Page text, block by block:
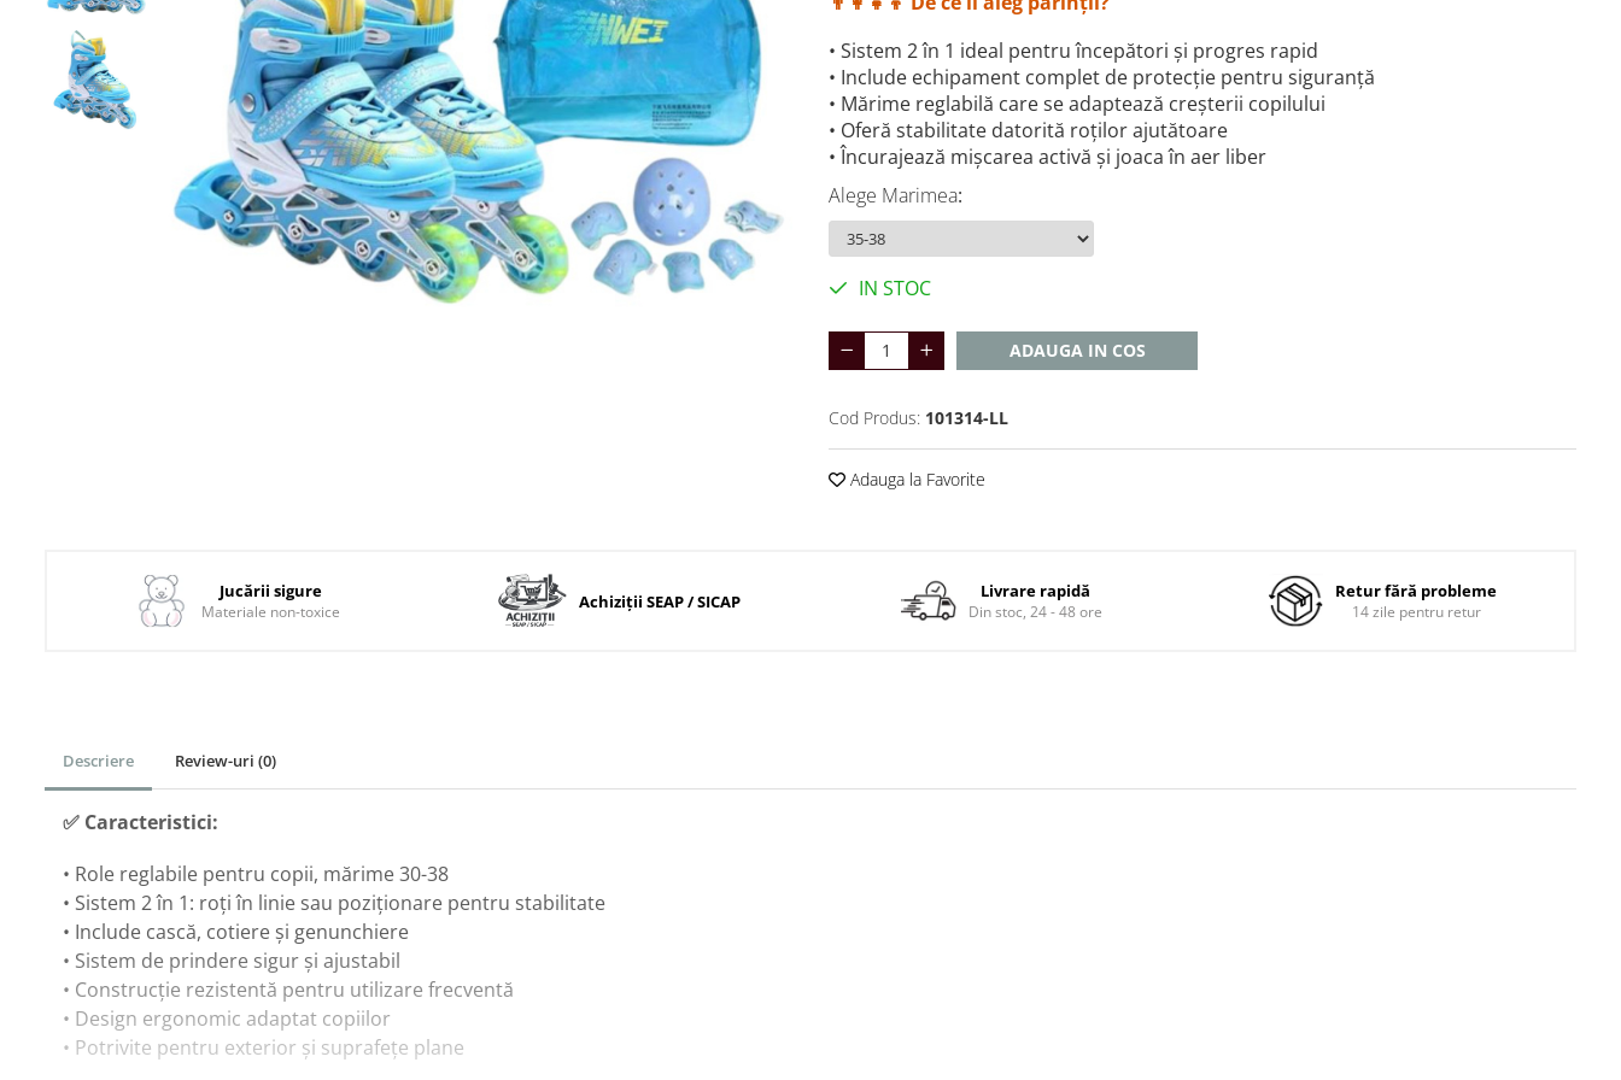
2–3 ani
3–4 ani
4–6 ani
Carti & Activitati pentru Copii
Busy Book & Carti Interactive
Corturi & Spatii de Joaca
Depozitare & Organizare
Joaca de Vara & Apa
Jucarii pentru Plaja
Joaca in Aer Liber
Toate Jucariile pentru Copii
Jucarii Educative & Invatare
Jucarii Interactive &
Sensoriale
• Sistem 2 în 1 ideal pentru începători și progres rapid
• Include echipament complet de protecție pentru siguranță
• Mărime reglabilă care se adaptează creșterii copilului
• Oferă stabilitate datorită roților ajutătoare
• Încurajează mișcarea activă și joaca în aer liber
Alege Marimea:
IN STOC
ADAUGA IN COS
Cod Produs: 101314-LL
Adauga la Favorite
Jucării sigure
Materiale non-toxice Achiziții SEAP / SICAP Livrare rapidă
Din stoc, 24 - 48 ore
Retur fără probleme
14 zile pentru retur
Descriere Review-uri (0)
✅ Caracteristici:
• Role reglabile pentru copii, mărime 30-38
• Sistem 2 în 1: roți în linie sau poziționare pentru stabilitate
• Include cască, cotiere și genunchiere
• Sistem de prindere sigur și ajustabil
• Construcție rezistentă pentru utilizare frecventă
• Design ergonomic adaptat copiilor
• Potrivite pentru exterior și suprafețe plane